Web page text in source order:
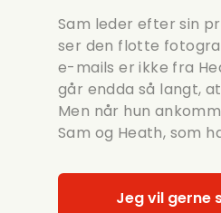
Sam leder efter sin
ser den flotte
e-mails er ikke fra
går endda så langt,
Men når hun
Sam og Heath, som
Jeg vil gerne